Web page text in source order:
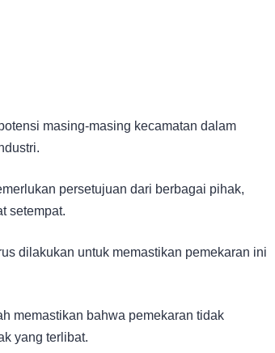
masing-masing kecamatan dalam
persetujuan dari berbagai pihak,
setempat.
dilakukan untuk memastikan pemekaran ini
memastikan bahwa pemekaran tidak
yang terlibat.